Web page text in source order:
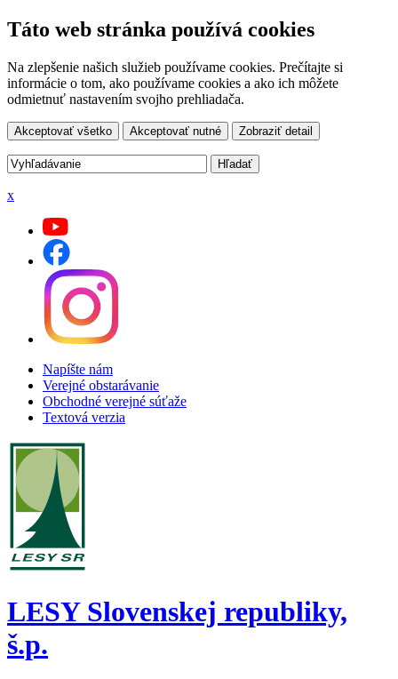
Táto web stránka používá cookies
Na zlepšenie našich služieb používame cookies. Prečítajte si
informácie o tom, ako používame cookies a ako ich môžete
odmietnuť nastavením svojho prehliadača.
Akceptovať všetko Akceptovať nutné Zobraziť detail
x
Napíšte nám
Verejné obstarávanie
Obchodné verejné súťaže
Textová verzia
LESY Slovenskej republiky,
š.p.